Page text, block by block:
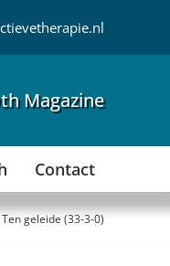
Magazine
Contact
Ten geleide (33-3-0)